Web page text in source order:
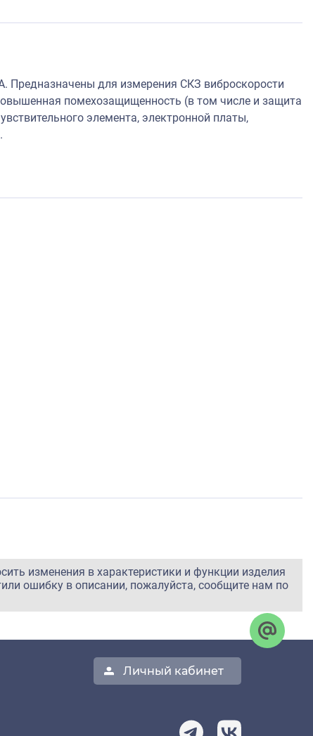
Предназначены для измерения СКЗ виброскорости
помехозащищенность (в том числе и защита
элемента, электронной платы,
изменения в характеристики и функции изделия
ошибку в описании, пожалуйста, сообщите нам по
Личный кабинет